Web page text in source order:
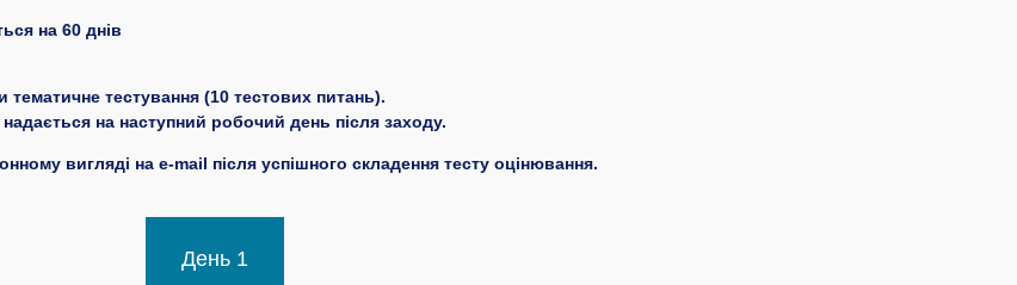
на 60 днів
тематичне тестування (10 тестових питань).
на наступний робочий день після заходу.
вигляді на e-mail після успішного складення тесту оцінювання.
День 1